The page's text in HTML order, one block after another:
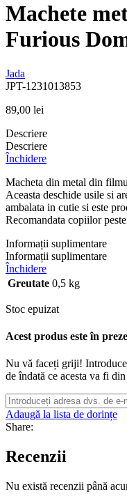
Machete
Furious
Jada
JPT-1231013853
89,00 lei
Descriere
Descriere
Închidere
Macheta din metal din
Aceasta deschide usile si
ambalata in cutie si este
Recomandata copiilor
Informații suplimentare
Informații suplimentare
Închidere
Greutate 0,5 kg
Stoc epuizat
Acest produs este în
Nu vă faceți griji!
de îndată ce acesta va fi
Adaugă la lista de dorințe
Share:
Recenzii
Nu există recenzii până